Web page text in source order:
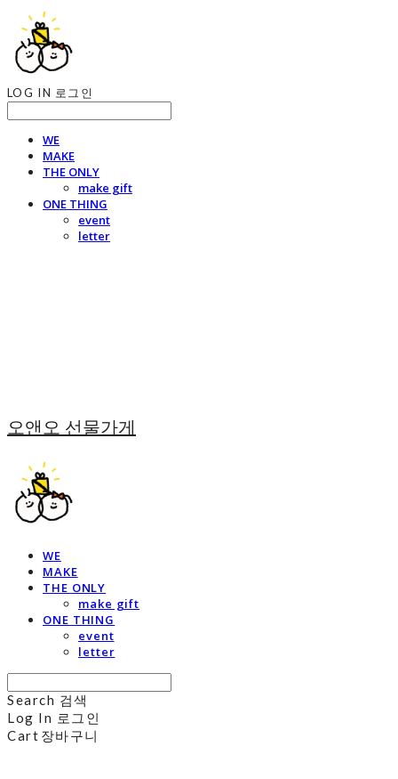
LOG IN 로그인
WE
MAKE
THE ONLY
make gift
ONE THING
event
letter
오앤오 선물가게
WE
MAKE
THE ONLY
make gift
ONE THING
event
letter
Search 검색
Log In 로그인
Cart 장바구니